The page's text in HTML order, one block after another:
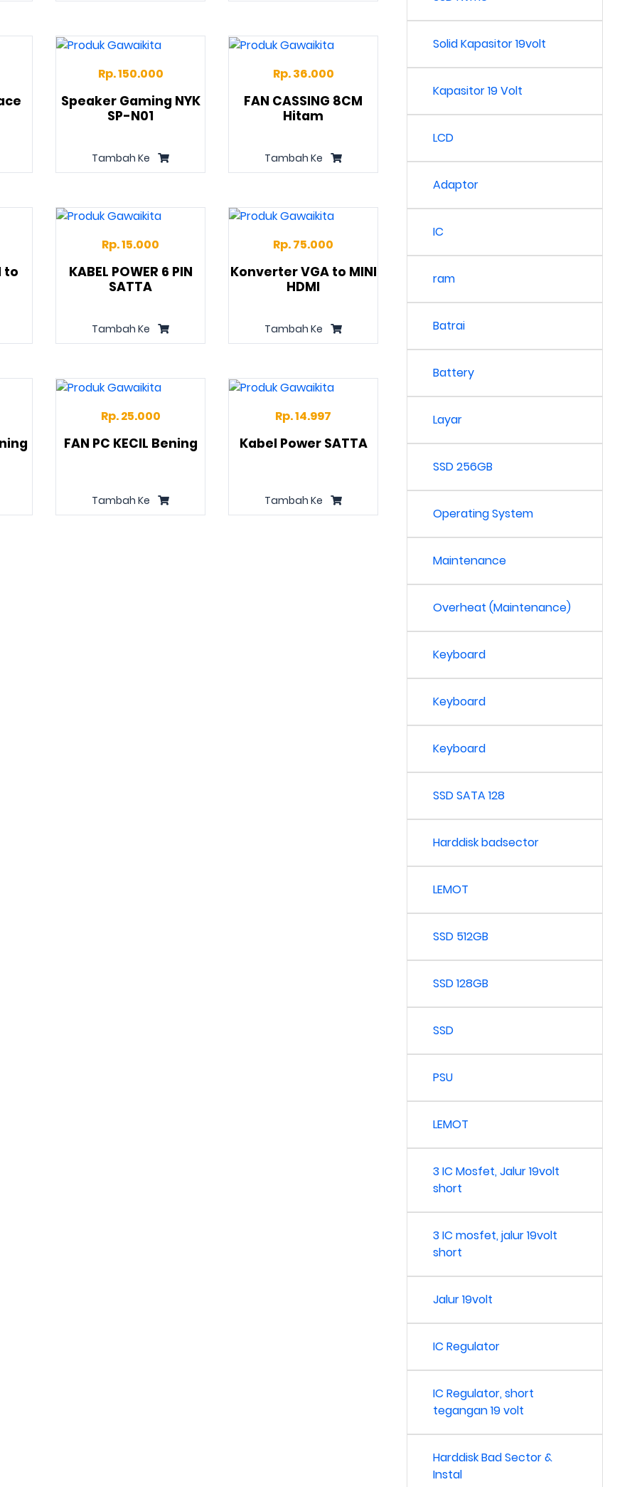
Rp. 150.000
Speaker Gaming NYK
SP-N01
Tambah Ke
Rp. 36.000
FAN CASSING 8CM
Hitam
Tambah Ke
to
Rp. 15.000
KABEL POWER 6 PIN
SATTA
Tambah Ke
Rp. 75.000
Konverter VGA to MINI
HDMI
Tambah Ke
Rp. 25.000
FAN PC KECIL Bening
Tambah Ke
Rp. 14.997
Kabel Power SATTA
Tambah Ke
Solid Kapasitor 19volt
Kapasitor 19 Volt
LCD
Adaptor
IC
ram
Batrai
Battery
Layar
SSD 256GB
Operating System
Maintenance
Overheat (Maintenance)
Keyboard
Keyboard
Keyboard
SSD SATA 128
Harddisk badsector
LEMOT
SSD 512GB
SSD 128GB
SSD
PSU
LEMOT
3 IC Mosfet, Jalur 19volt
short
3 IC mosfet, jalur 19volt
short
Jalur 19volt
IC Regulator
IC Regulator, short
tegangan 19 volt
Harddisk Bad Sector &
Instal